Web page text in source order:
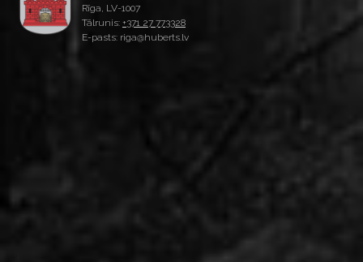
Rīga, LV-1007
Tālrunis: +371 27 773328
E-pasts: riga@huberts.lv